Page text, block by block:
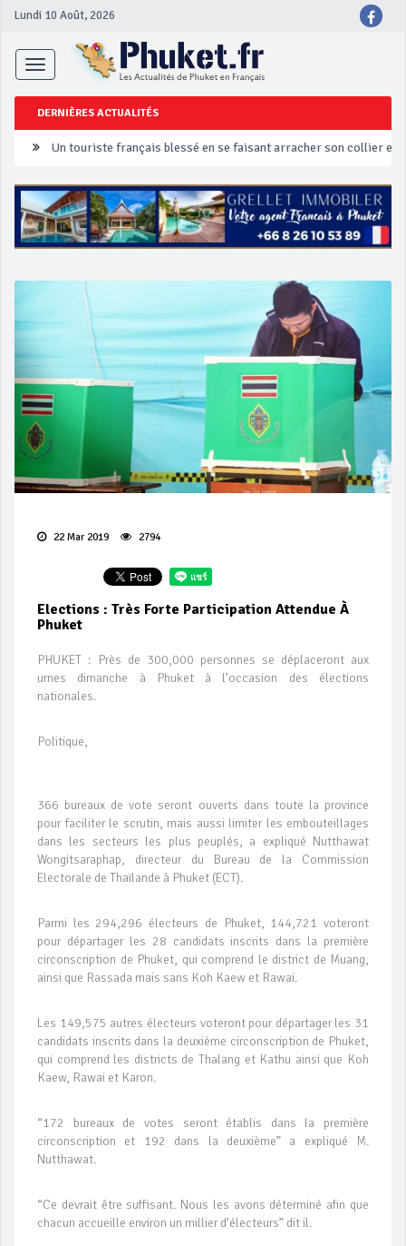
Lundi 10 Août, 2026
Toggle
navigation
DERNIÈRES ACTUALITÉS
Un touriste français blessé en se faisant arracher son collier en
‘Phuket Eye’ assurera la sécurité pendant Songkran
Phuket augmente les prix des bateaux vers Koh Phi Phi et des
22 Mar 2019 2794
Elections : Très Forte Participation Attendue À
Phuket
PHUKET : Près de 300,000 personnes se déplaceront aux
urnes dimanche à Phuket à l’occasion des élections
nationales.
Politique,
366 bureaux de vote seront ouverts dans toute la province
pour faciliter le scrutin, mais aussi limiter les embouteillages
dans les secteurs les plus peuplés, a expliqué Nutthawat
Wongitsaraphap, directeur du Bureau de la Commission
Electorale de Thaïlande à Phuket (ECT).
Parmi les 294,296 électeurs de Phuket, 144,721 voteront
pour départager les 28 candidats inscrits dans la première
circonscription de Phuket, qui comprend le district de Muang,
ainsi que Rassada mais sans Koh Kaew et Rawai.
Les 149,575 autres électeurs voteront pour départager les 31
candidats inscrits dans la deuxième circonscription de Phuket,
qui comprend les districts de Thalang et Kathu ainsi que Koh
Kaew, Rawai et Karon.
“172 bureaux de votes seront établis dans la première
circonscription et 192 dans la deuxième” a expliqué M.
Nutthawat.
“Ce devrait être suffisant. Nous les avons déterminé afin que
chacun accueille environ un millier d’électeurs” dit il.